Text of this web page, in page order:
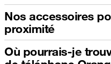
Nos accessoires
proximité
Où pourrais-je